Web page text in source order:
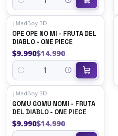
Cantidad
-33%OFF
| MadBoy 3D
OPE OPE NO MI - FRUTA DEL
DIABLO - ONE PIECE
$9.990$14.990
Cantidad
-33%OFF
| MadBoy 3D
GOMU GOMU NOMI - FRUTA
DEL DIABLO - ONE PIECE
$9.990$14.990